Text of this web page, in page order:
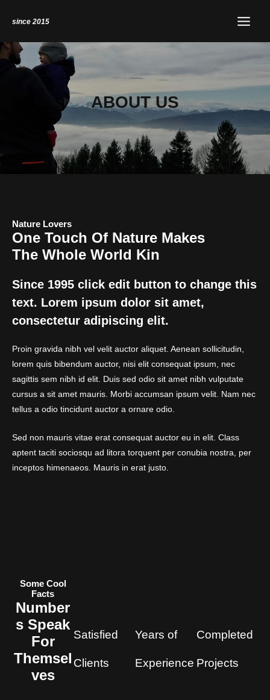
Inhaltsince 2015
ABOUT US
Nature Lovers
One Touch Of Nature Makes
The Whole World Kin
Since 1995 click edit button to change this
text. Lorem ipsum dolor sit amet,
consectetur adipiscing elit.
Proin gravida nibh vel velit auctor aliquet. Aenean sollicitudin,
lorem quis bibendum auctor, nisi elit consequat ipsum, nec
sagittis sem nibh id elit. Duis sed odio sit amet nibh vulputate
cursus a sit amet mauris. Morbi accumsan ipsum velit. Nam nec
tellus a odio tincidunt auctor a ornare odio.
Sed non mauris vitae erat consequat auctor eu in elit. Class
aptent taciti sociosqu ad litora torquent per conubia nostra, per
inceptos himenaeos. Mauris in erat justo.
Some Cool
Facts
Number
s Speak
For
Themsel
ves
Satisfied
Clients
Years of
Experience
Completed
Projects